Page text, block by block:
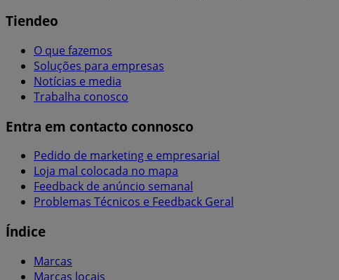
Tiendeo
O que fazemos
Soluções para empresas
Notícias e media
Trabalha conosco
Entra em contacto connosco
Pedido de marketing e empresarial
Loja mal colocada no mapa
Feedback de anúncio semanal
Problemas Técnicos e Feedback Geral
Índice
Marcas
Marcas locais